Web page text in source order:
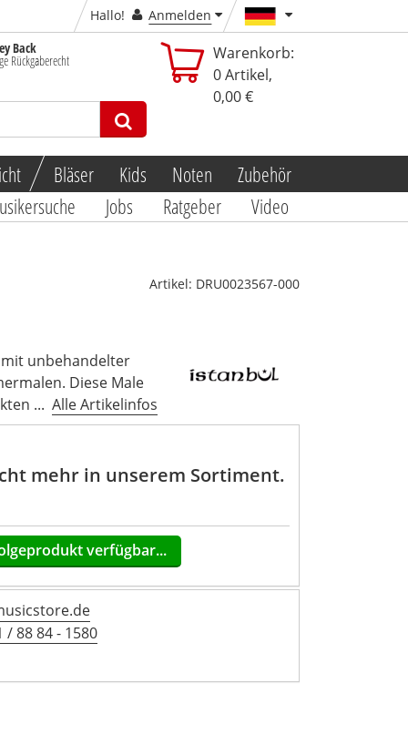
Hallo!
Anmelden
Back
Rückgaberecht
Warenkorb:
0 Artikel,
0,00 €
Bläser Kids Noten
Zubehör
Jobs Ratgeber Video
Artikel: DRU0023567-000
mit unbehandelter
Diese Male
... Alle Artikelinfos
mehr in unserem Sortiment.
verfügbar...
/ 88 84 - 1580